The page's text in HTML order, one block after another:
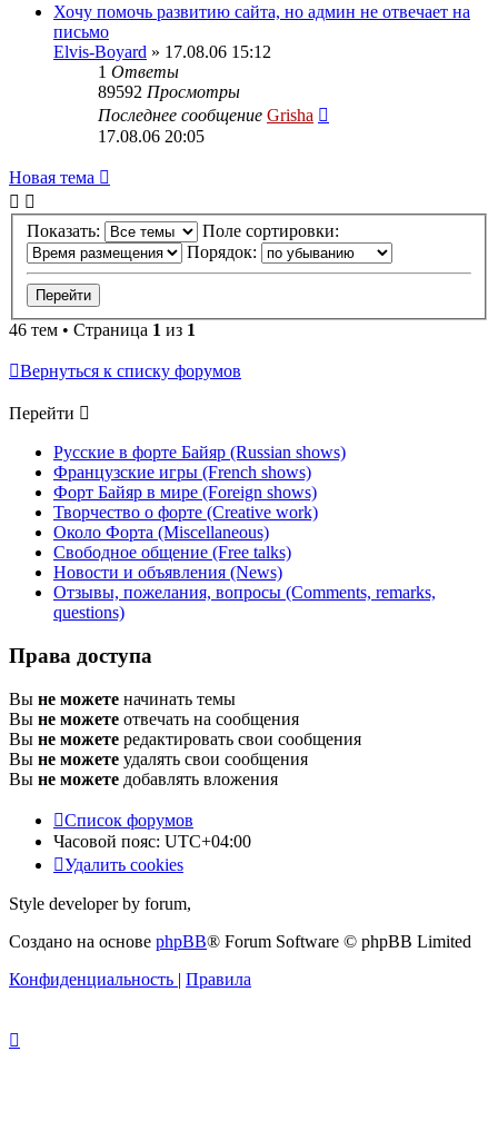
Хочу помочь развитию сайта, но админ не отвечает на
письмо
Elvis-Boyard » 17.08.06 15:12
1 Ответы
89592 Просмотры
Последнее сообщение Grisha
17.08.06 20:05
Новая тема
Показать:
Поле сортировки:
Порядок:
46 тем • Страница 1 из 1
Вернуться к списку форумов
Перейти
Русские в форте Байяр (Russian shows)
Французские игры (French shows)
Форт Байяр в мире (Foreign shows)
Творчество о форте (Creative work)
Около Форта (Miscellaneous)
Свободное общение (Free talks)
Новости и объявления (News)
Отзывы, пожелания, вопросы (Comments, remarks,
questions)
Права доступа
Вы не можете начинать темы
Вы не можете отвечать на сообщения
Вы не можете редактировать свои сообщения
Вы не можете удалять свои сообщения
Вы не можете добавлять вложения
Список форумов
Часовой пояс: UTC+04:00
Удалить cookies
Style developer by forum,
Создано на основе phpBB® Forum Software © phpBB Limited
Конфиденциальность | Правила